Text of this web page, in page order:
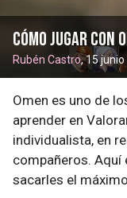
Cómo jugar con
Rubén Castro, 15
Omen es uno de
aprender en
individualista, en
compañeros.
sacarles el